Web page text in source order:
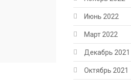
Июнь 2022
Март 2022
Декабрь 2021
Октябрь 2021